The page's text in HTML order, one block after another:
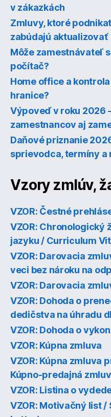
v zákazkách
Zmluvy, ktoré
zabúdajú aktualizovať
Môže zamestnávateľ
počítač?
Home office a
hranice?
Výpoveď v roku 2026
zamestnancov aj
Daňové priznanie
sprievodca, termíny a
Vzory zmlúv,
VZOR: Čestné
VZOR: Chronologický
jazyku / Curriculum
VZOR: Darovacia
veci bez nároku na
VZOR: Darovacia
VZOR: Dohoda o
dedičstva na úhradu
VZOR: Dohoda o
VZOR: Kúpna zmluva
VZOR: Kúpna zmluva
Kúpno-predajná
VZOR: Listina o
VZOR: Motivačný list